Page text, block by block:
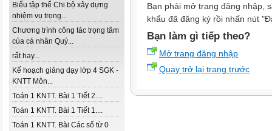
Biểu tập thể Chi bộ xây dựng
nhiệm vụ trọng...
Chương trình công tác trọng tâm
của cá nhân Quý...
rất hay...
Kế hoạch giảng dạy lớp 4 SGK -
KNTT Môn...
Toán 1 KNTT. Bài 1 Tiết 2....
Toán 1 KNTT. Bài 1 Tiết 1....
Toán 1 KNTT. Bài Các số từ 0
Bạn phải mở trang đăng nhập,
khẩu đã đăng ký rồi nhấn nút
Bạn làm gì tiếp theo?
Mở trang đăng nhập
Quay trở lại trang trước